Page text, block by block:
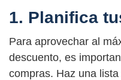
1. Planifica
Para aprovechar al
descuento, es
compras. Haz una